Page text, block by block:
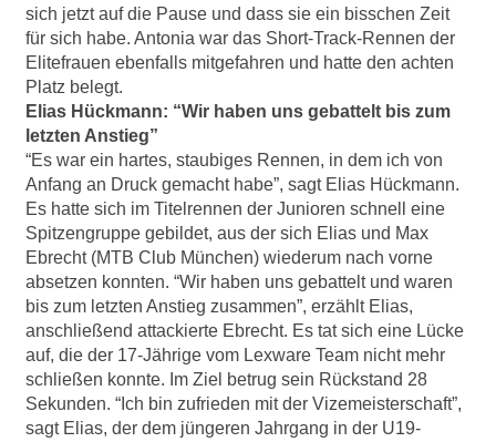
sich jetzt auf die Pause und dass sie ein bisschen Zeit
für sich habe. Antonia war das Short-Track-Rennen der
Elitefrauen ebenfalls mitgefahren und hatte den achten
Platz belegt.
Elias Hückmann: “Wir haben uns gebattelt bis zum
letzten Anstieg”
“Es war ein hartes, staubiges Rennen, in dem ich von
Anfang an Druck gemacht habe”, sagt Elias Hückmann.
Es hatte sich im Titelrennen der Junioren schnell eine
Spitzengruppe gebildet, aus der sich Elias und Max
Ebrecht (MTB Club München) wiederum nach vorne
absetzen konnten. “Wir haben uns gebattelt und waren
bis zum letzten Anstieg zusammen”, erzählt Elias,
anschließend attackierte Ebrecht. Es tat sich eine Lücke
auf, die der 17-Jährige vom Lexware Team nicht mehr
schließen konnte. Im Ziel betrug sein Rückstand 28
Sekunden. “Ich bin zufrieden mit der Vizemeisterschaft”,
sagt Elias, der dem jüngeren Jahrgang in der U19-